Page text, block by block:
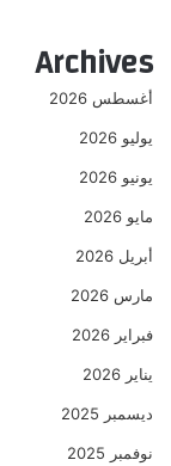
Archives
أغسطس 2026
يوليو 2026
يونيو 2026
مايو 2026
أبريل 2026
مارس 2026
فبراير 2026
يناير 2026
ديسمبر 2025
نوفمبر 2025